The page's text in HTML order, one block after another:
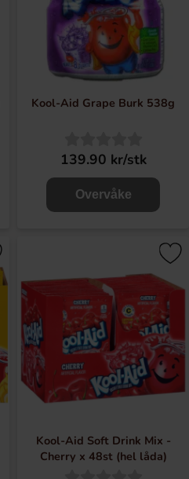
Kool-Aid Grape Burk 538g
139.90 kr/stk
Overvåke
Kool-Aid Soft Drink Mix -
Cherry x 48st (hel låda)